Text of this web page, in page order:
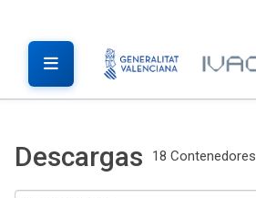
Descargas 18 Contenedores